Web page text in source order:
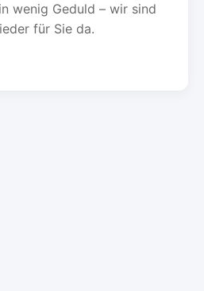
wenig Geduld – wir sind
für Sie da.